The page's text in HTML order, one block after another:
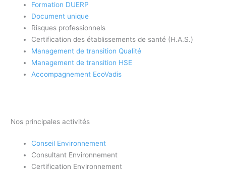
Formation DUERP
Document unique
Risques professionnels
Certification des établissements de santé (H.A.S.)
Management de transition Qualité
Management de transition HSE
Accompagnement EcoVadis
Nos principales activités
Conseil Environnement
Consultant Environnement
Certification Environnement